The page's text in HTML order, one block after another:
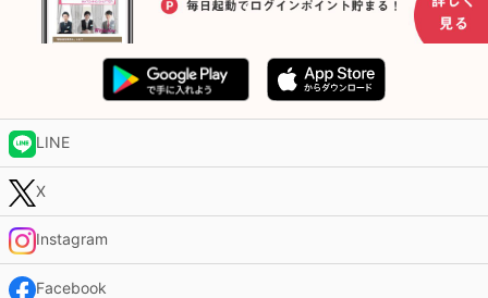
LINE
X
Instagram
Facebook